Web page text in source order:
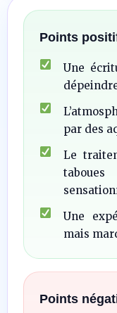
Points
Une
par des
Le
Une
mais
Points